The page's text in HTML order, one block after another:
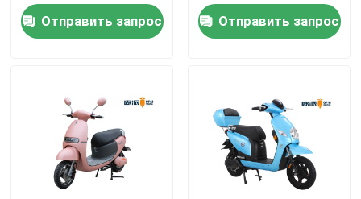
Продукты
Путешествие фабрики
Проверка качества
Отправить запрос
мягкая кожаная
Отправить запрос